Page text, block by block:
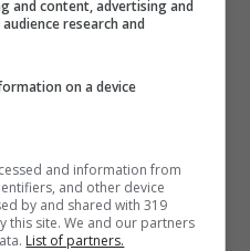
dire ai vostri
amici, o magari
qualcuno
sulla “cattiva
abituate a pensare
and content, advertising and
research and
on a device
and information from
and other device
by and shared with 319
this site. We and our partners
List of partners.